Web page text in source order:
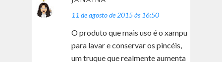
11 de agosto de 2015 às 16:50
O produto que mais uso é o xampu
para lavar e conservar os pincéis,
um truque que realmente aumenta